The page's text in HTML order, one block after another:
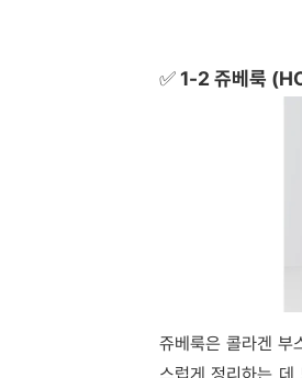
✅ 1-2 쥬베룩
쥬베룩은 콜라겐 부